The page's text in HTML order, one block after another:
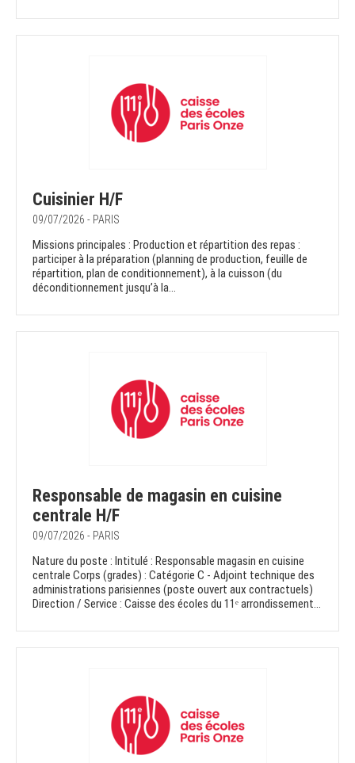
Cuisinier H/F
09/07/2026 - PARIS
Missions principales : Production et répartition des repas :
participer à la préparation (planning de production, feuille de
répartition, plan de conditionnement), à la cuisson (du
déconditionnement jusqu’à la...
Responsable de magasin en cuisine
centrale H/F
09/07/2026 - PARIS
Nature du poste : Intitulé : Responsable magasin en cuisine
centrale Corps (grades) : Catégorie C - Adjoint technique des
administrations parisiennes (poste ouvert aux contractuels)
Direction / Service : Caisse des écoles du 11ᵉ arrondissement...